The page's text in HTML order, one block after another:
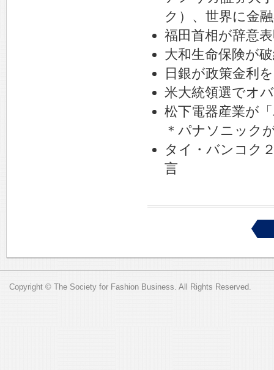
ク）、世界に金
福田首相が辞意
大和生命保険が
日銀が政策金利
米大統領選でオ
松下電器産業が
＊パナソニック
タイ・バンコク
言
Copyright © The Society for Fashion Business. All Rights Reserved.